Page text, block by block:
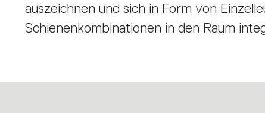
auszeichnen und sich in Form von
Schienenkombinationen in den Raum